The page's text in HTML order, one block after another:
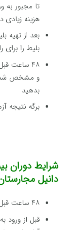
هزینه زیادی
بعد از تهیه
بلیط را
۴۸ ساعت
و مشخص شده
بدهید
برگه نتیجه
شرایط دوران
دانیل
۴۸ ساعت قبل از پرواز باید تست کرونا بدهید.
قبل از ورود